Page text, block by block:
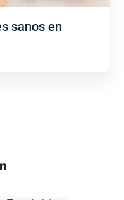
sanos en